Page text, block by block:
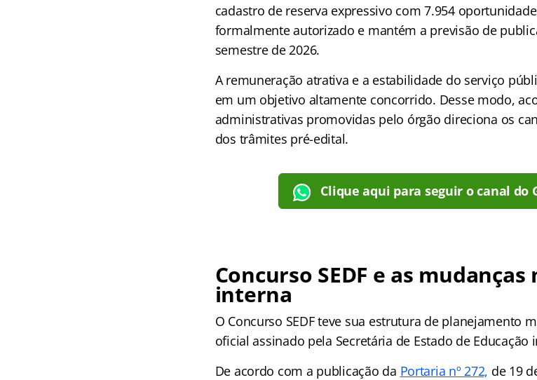
cadastro de reserva expressivo com 7.954
formalmente autorizado e mantém a previsão de
semestre de 2026.
A remuneração atrativa e a estabilidade do serviço
em um objetivo altamente concorrido. Desse modo,
administrativas promovidas pelo órgão direciona os
dos trâmites pré-edital.
Clique aqui para seguir o canal do
Concurso SEDF e as mudanças
interna
O Concurso SEDF teve sua estrutura de planejamento
oficial assinado pela Secretária de Estado de Educação
De acordo com a publicação da Portaria nº 272, de 19